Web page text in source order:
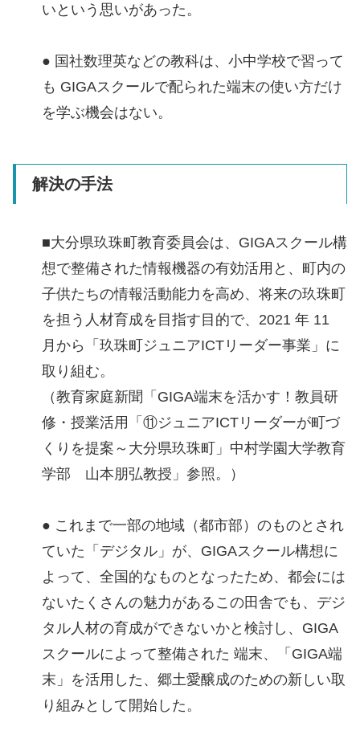
いという思いがあった。
● 国社数理英などの教科は、小中学校で習って
も GIGAスクールで配られた端末の使い方だけ
を学ぶ機会はない。
解決の手法
■大分県玖珠町教育委員会は、GIGAスクール構
想で整備された情報機器の有効活用と、町内の
子供たちの情報活動能力を高め、将来の玖珠町
を担う人材育成を目指す目的で、2021 年 11
月から「玖珠町ジュニアICTリーダー事業」に
取り組む。
（教育家庭新聞「GIGA端末を活かす！教員研
修・授業活用「⑪ジュニアICTリーダーが町づ
くりを提案～大分県玖珠町」中村学園大学教育
学部 山本朋弘教授」参照。）
● これまで一部の地域（都市部）のものとされ
ていた「デジタル」が、GIGAスクール構想に
よって、全国的なものとなったため、都会には
ないたくさんの魅力があるこの田舎でも、デジ
タル人材の育成ができないかと検討し、GIGA
スクールによって整備された 端末、「GIGA端
末」を活用した、郷土愛醸成のための新しい取
り組みとして開始した。